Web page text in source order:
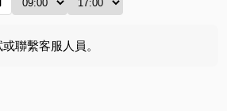
聯繫客服人員。